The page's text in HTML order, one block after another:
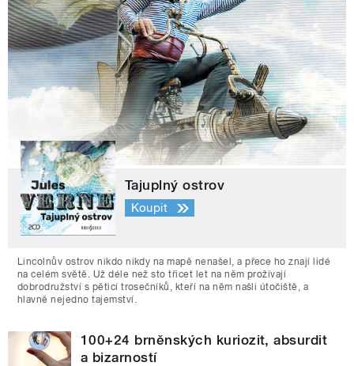
Tajuplný ostrov
Koupit
Lincolnův ostrov nikdo nikdy na mapě nenašel, a přece ho znají lidé
na celém světě. Už déle než sto třicet let na něm prožívají
dobrodružství s pěticí trosečníků, kteří na něm našli útočiště, a
hlavně nejedno tajemství.
100+24 brněnských kuriozit, absurdit
a bizarností